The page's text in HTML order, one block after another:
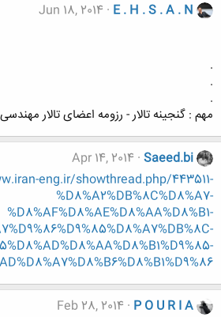
E . H . S . A . N
Jun 18, 2014
.
.
.
مهم : گنجینه تالار - رزومه اعضای تالار
Saeed.bi
Apr 14, 2014
eng.ir/showthread.php/443511-
%D8%A2%DB%8C%D8%A7-
%D8%AF%D8%AE%D8%AA%D8%B1-
P O U R I A
Feb 28, 2014